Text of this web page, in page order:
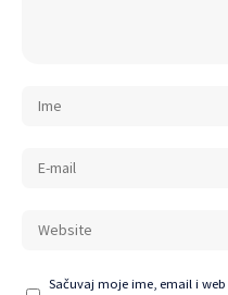
Sačuvaj moje ime, email i